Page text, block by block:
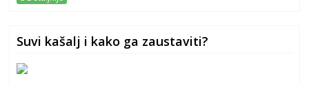
Suvi kašalj i kako ga zaustaviti?